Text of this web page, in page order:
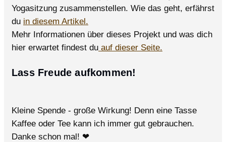
Yogasitzung zusammenstellen. Wie das geht, erfährst
du in diesem Artikel.
Mehr Informationen über dieses Projekt und was dich
hier erwartet findest du auf dieser Seite.
Lass Freude aufkommen!
Kleine Spende - große Wirkung! Denn eine Tasse
Kaffee oder Tee kann ich immer gut gebrauchen.
Danke schon mal! ❤